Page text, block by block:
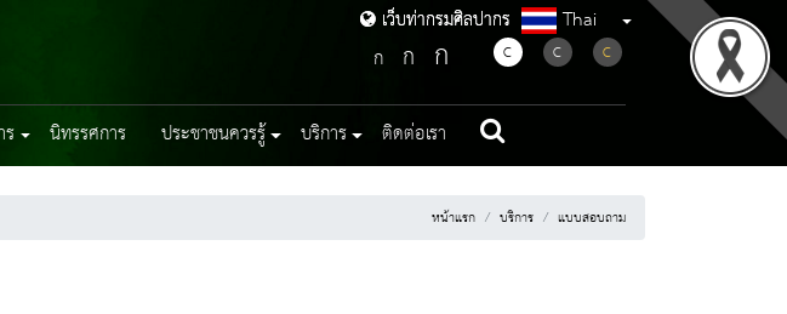
เว็บท่ากรมศิลปากร
เว็บท่ากรมศิลปากร Thai
ก ก ก C C C
นิทรรศการ ประชาชนควรรู้ บริการ ติดต่อเรา
หน้าแรก บริการ แบบสอบถาม